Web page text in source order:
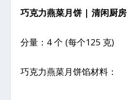
巧克力燕菜月饼 | 清闲厨房
分量：4 个 (每个125 克)
巧克力燕菜月饼馅材料：